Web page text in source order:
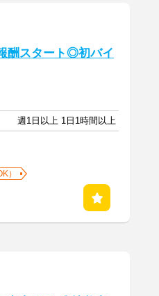
酬スタート◎初バイ
週1日以上 1日1時間以上
）